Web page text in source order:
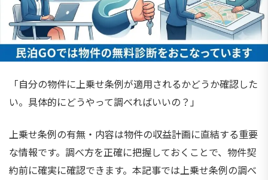
「自分の物件に上乗せ条例が適用されるかどうか確認した
い。具体的にどうやって調べればいいの？」
上乗せ条例の有無・内容は物件の収益計画に直結する重要
な情報です。調べ方を正確に把握しておくことで、物件契
約前に確実に確認できます。本記事では上乗せ条例の調べ